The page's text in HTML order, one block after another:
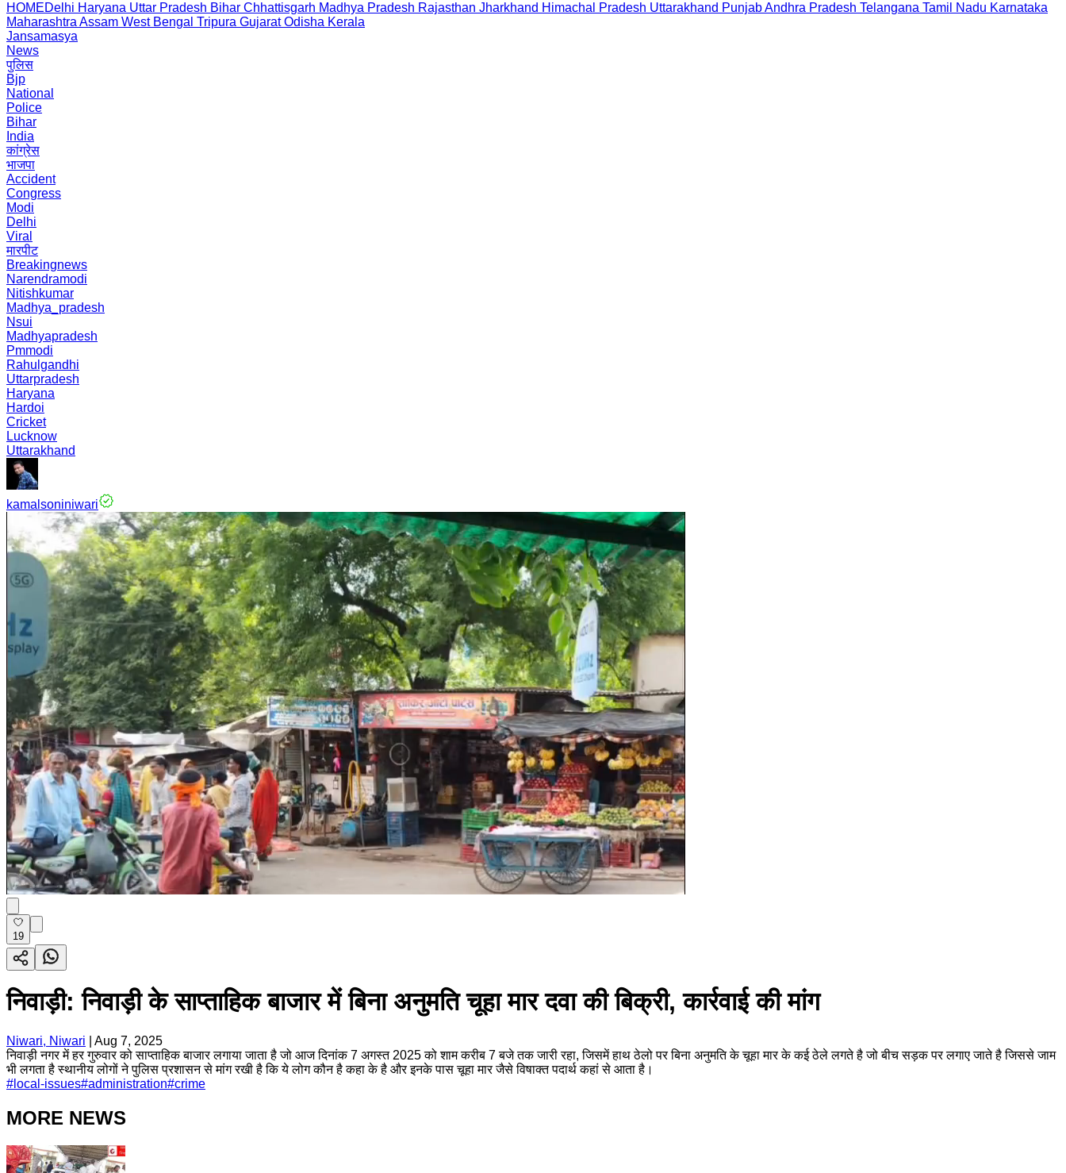
HOMEDelhi Haryana Uttar Pradesh Bihar Chhattisgarh Madhya Pradesh Rajasthan Jharkhand Himachal Pradesh Uttarakhand PunjabAndhra Pradesh Telangana Tamil Nadu Karnataka
Maharashtra Assam West Bengal Tripura Gujarat Odisha Kerala
Jansamasya
News
पुलिस
Bjp
National
Police
Bihar
India
कांग्रेस
भाजपा
Accident
Congress
Modi
Delhi
Viral
मारपीट
Breakingnews
Narendramodi
Nitishkumar
Madhya_pradesh
Nsui
Madhyapradesh
Pmmodi
Rahulgandhi
Uttarpradesh
Haryana
Hardoi
Cricket
Lucknow
Uttarakhand
kamalsoniniwari
19
निवाड़ी: निवाड़ी के साप्ताहिक बाजार में बिना अनुमति चूहा मार दवा की बिक्री, कार्रवाई की मांग
Niwari, Niwari
Aug 7, 2025
निवाड़ी नगर में हर गुरुवार को साप्ताहिक बाजार लगाया जाता है जो आज दिनांक 7 अगस्त 2025 को शाम करीब 7 बजे तक जारी रहा, जिसमें हाथ ठेलो पर बिना अनुमति के चूहा मार के कई ठेले लगते है जो बीच सड़क पर लगाए जाते है जिससे जाम
भी लगता है स्थानीय लोगों ने पुलिस प्रशासन से मांग रखी है कि ये लोग कौन है कहा के है और इनके पास चूहा मार जैसे विषाक्त पदार्थ कहां से आता है।
# local-issues#administration#crime
MORE NEWS